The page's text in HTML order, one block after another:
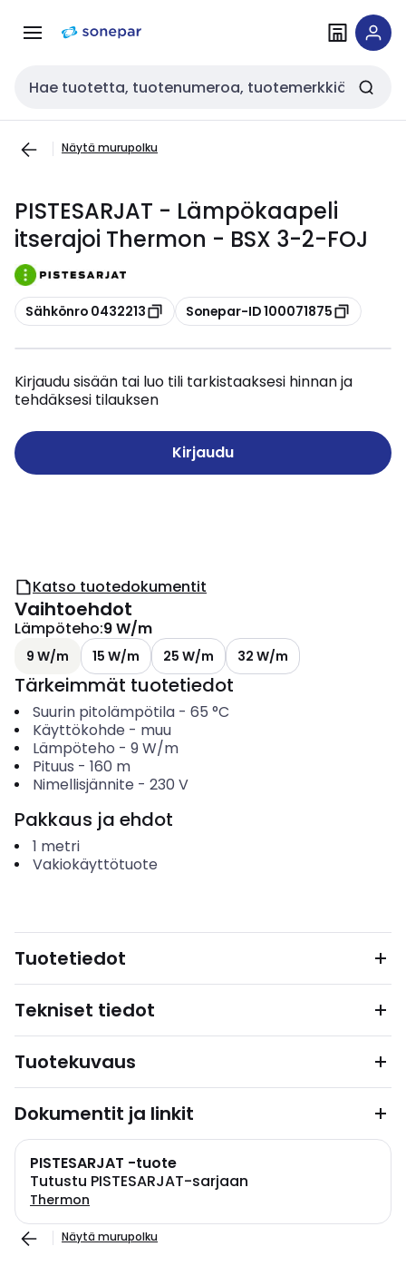
navigointiinsisältöön
Haku
Näytä murupolku
PISTESARJAT - Lämpökaapeli
itserajoi Thermon - BSX 3-2-FOJ
Kopioi
Sähkönro 0432213 Kopioi
Sonepar-ID 100071875
Kirjaudu sisään tai luo tili tarkistaaksesi hinnan ja
tehdäksesi tilauksen
Kirjaudu
Katso tuotedokumentit
Vaihtoehdot
Lämpöteho:9 W/m
9 W/m 15 W/m 25 W/m 32 W/m
Tärkeimmät tuotetiedot
Suurin pitolämpötila- 65 °C
Käyttökohde - muu
Lämpöteho - 9 W/m
Pituus - 160 m
Nimellisjännite - 230 V
Pakkaus ja ehdot
1 metri
Vakiokäyttötuote
Tuotetiedot
Tekniset tiedot
Tuotekuvaus
Dokumentit ja linkit
PISTESARJAT -tuote
Tutustu PISTESARJAT-sarjaan
Thermon
Näytä murupolku